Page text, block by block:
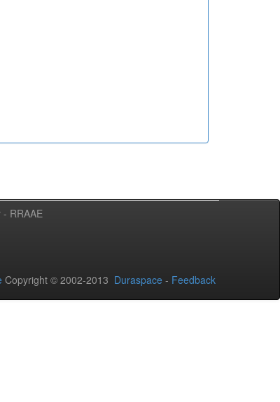
RRAAE
Copyright © 2002-2013 Duraspace - Feedback